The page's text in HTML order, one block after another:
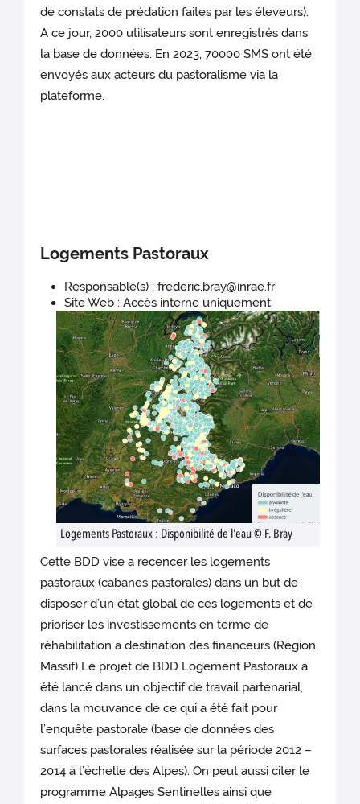
de constats de prédation faites par les éleveurs).
A ce jour, 2000 utilisateurs sont enregistrés dans
la base de données. En 2023, 70000 SMS ont été
envoyés aux acteurs du pastoralisme via la
plateforme.
Logements Pastoraux
Responsable(s) : frederic.bray@inrae.fr
Site Web : Accès interne uniquement
Logements Pastoraux : Disponibilité de l'eau © F. Bray
Cette BDD vise a recencer les logements
pastoraux (cabanes pastorales) dans un but de
disposer d’un état global de ces logements et de
prioriser les investissements en terme de
réhabilitation a destination des financeurs (Région,
Massif) Le projet de BDD Logement Pastoraux a
été lancé dans un objectif de travail partenarial,
dans la mouvance de ce qui a été fait pour
l’enquête pastorale (base de données des
surfaces pastorales réalisée sur la période 2012 –
2014 à l’échelle des Alpes). On peut aussi citer le
programme Alpages Sentinelles ainsi que